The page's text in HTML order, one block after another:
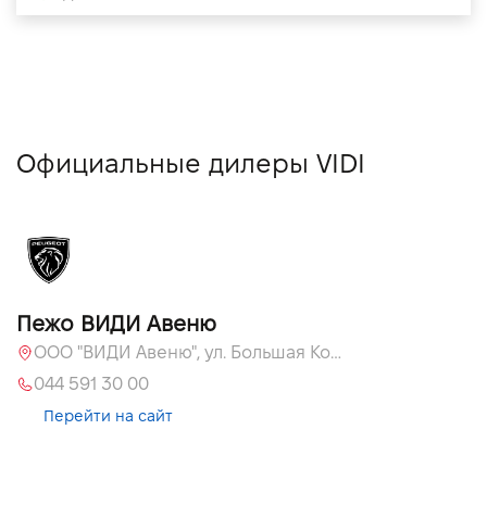
Официальные дилеры VIDI
Пежо ВИДИ Авеню
ООО "ВИДИ Авеню", ул. Большая Кольцевая, 60
044 591 30 00
Перейти на сайт